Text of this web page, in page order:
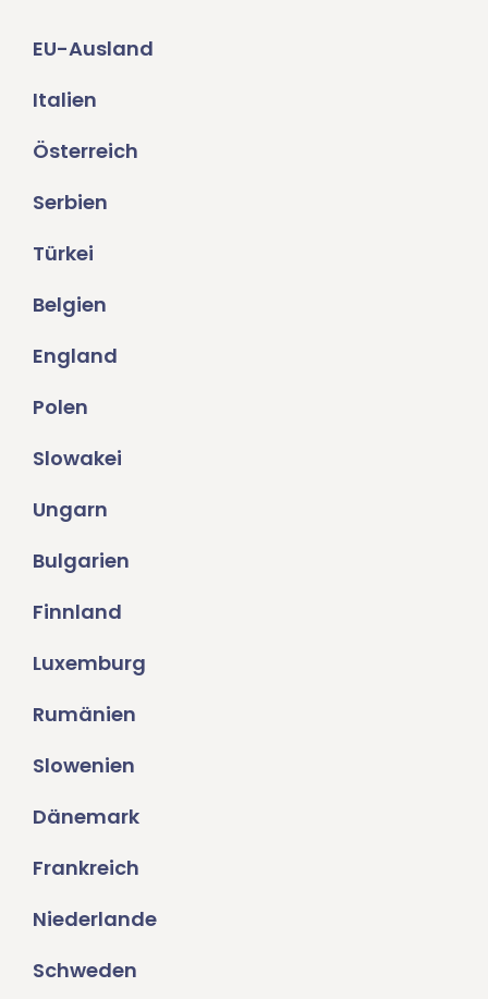
EU-Ausland
Italien
Österreich
Serbien
Türkei
Belgien
England
Polen
Slowakei
Ungarn
Bulgarien
Finnland
Luxemburg
Rumänien
Slowenien
Dänemark
Frankreich
Niederlande
Schweden